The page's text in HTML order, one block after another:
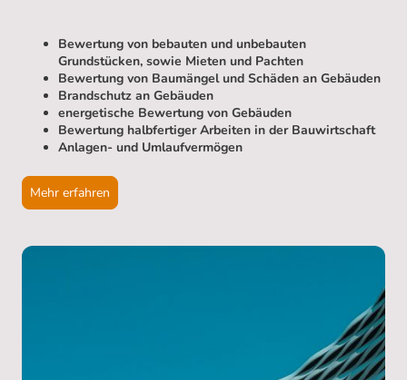
Bewertung von bebauten und unbebauten
Grundstücken, sowie Mieten und Pachten
Bewertung von Baumängel und Schäden an Gebäuden
Brandschutz an Gebäuden
energetische Bewertung von Gebäuden
Bewertung halbfertiger Arbeiten in der Bauwirtschaft
Anlagen- und Umlaufvermögen
Mehr erfahren